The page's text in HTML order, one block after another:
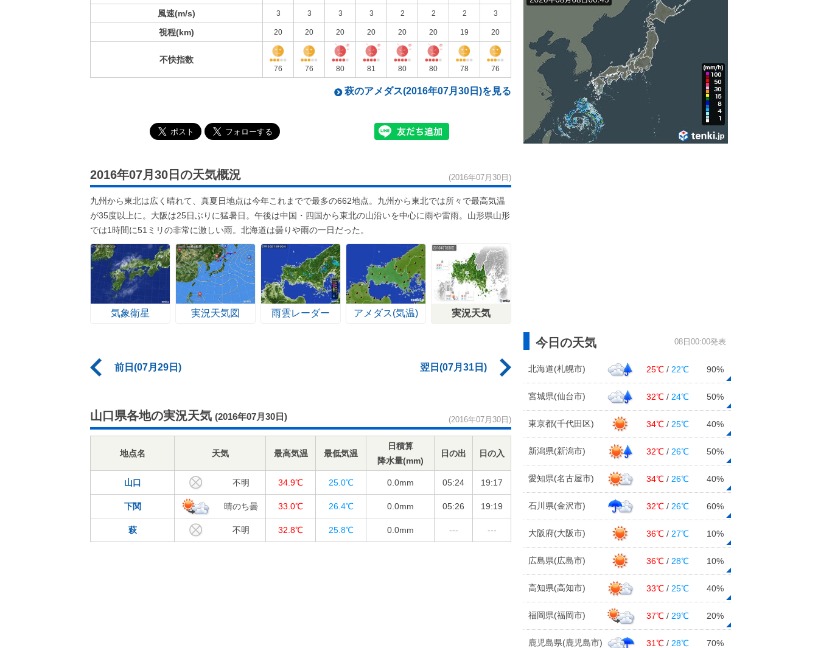
風速(m/s) 3 3 3 3 2 2 2 3
視程(km) 20 20 20 20 20 20 19 20
不快指数
76 76 80 81 80 80 78 76
萩のアメダス(2016年07月30日)を見る
2016年07月30日の天気概況 (2016年07月30日)
九州から東北は広く晴れて、真夏日地点は今年これまでで最多の662地点。九州から東北では所々で最高気温
が35度以上に。大阪は25日ぶりに猛暑日。午後は中国・四国から東北の山沿いを中心に雨や雷雨。山形県山形
では1時間に51ミリの非常に激しい雨。北海道は曇りや雨の一日だった。
気象衛星 実況天気図 雨雲レーダー アメダス(気温) 実況天気
前日(07月29日) 翌日(07月31日)
山口県各地の実況天気 (2016年07月30日) (2016年07月30日)
地点名 天気 最高気温 最低気温
日積算
降水量(mm)
日の出 日の入
山口 不明 34.9℃ 25.0℃ 0.0mm 05:24 19:17
下関 晴のち曇 33.0℃ 26.4℃ 0.0mm 05:26 19:19
萩 不明 32.8℃ 25.8℃ 0.0mm --- ---
今日の天気 08日00:00発表
北海道(札幌市) 25℃ / 22℃ 90%
宮城県(仙台市) 32℃ / 24℃ 50%
東京都(千代田区) 34℃ / 25℃ 40%
新潟県(新潟市) 32℃ / 26℃ 50%
愛知県(名古屋市) 34℃ / 26℃ 40%
石川県(金沢市) 32℃ / 26℃ 60%
大阪府(大阪市) 36℃ / 27℃ 10%
広島県(広島市) 36℃ / 28℃ 10%
高知県(高知市) 33℃ / 25℃ 40%
福岡県(福岡市) 37℃ / 29℃ 20%
鹿児島県(鹿児島市) 31℃ / 28℃ 70%